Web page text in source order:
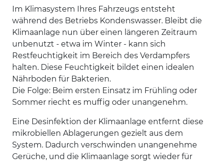
Im Klimasystem Ihres Fahrzeugs entsteht
während des Betriebs Kondenswasser. Bleibt die
Klimaanlage nun über einen längeren Zeitraum
unbenutzt - etwa im Winter - kann sich
Restfeuchtigkeit im Bereich des Verdampfers
halten. Diese Feuchtigkeit bildet einen idealen
Nährboden für Bakterien.
Die Folge: Beim ersten Einsatz im Frühling oder
Sommer riecht es muffig oder unangenehm.
Eine Desinfektion der Klimaanlage entfernt diese
mikrobiellen Ablagerungen gezielt aus dem
System. Dadurch verschwinden unangenehme
Gerüche, und die Klimaanlage sorgt wieder für